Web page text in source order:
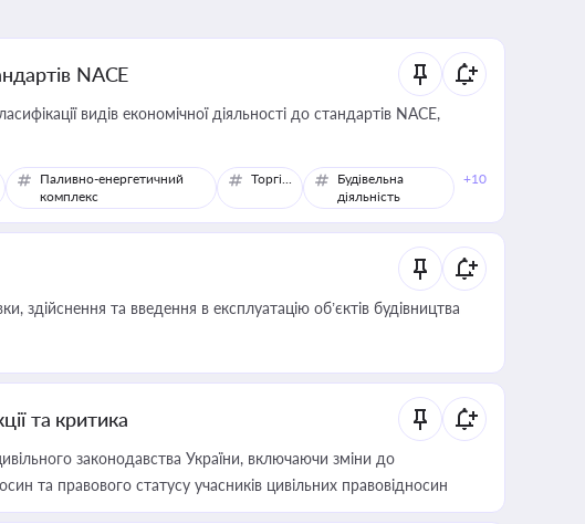
NACE
видів економічної діяльності до стандартів NACE,
Паливно-енергетичний
комплекс
Торгівля
Будівельна
діяльність
+10
здійснення та введення в експлуатацію об’єктів будівництва
та критика
законодавства України, включаючи зміни до
та правового статусу учасників цивільних правовідносин